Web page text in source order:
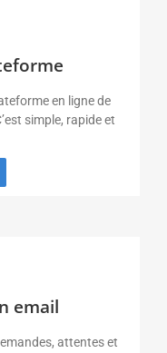
en ligne de
simple, rapide et
email
attentes et